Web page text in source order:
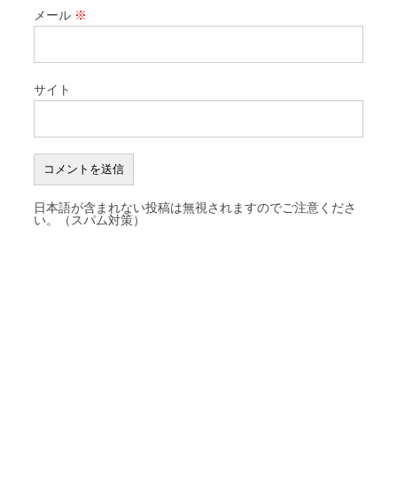
メール ※
サイト
日本語が含まれない投稿は無視されますのでご注意くださ
い。（スパム対策）